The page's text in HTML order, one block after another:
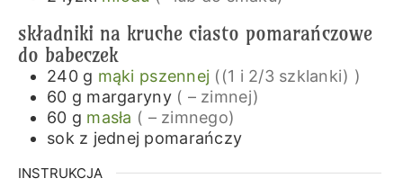
składniki na kruche ciasto pomarańczowe
do babeczek
240 g mąki pszennej ((1 i 2/3 szklanki) )
60 g margaryny ( – zimnej)
60 g masła ( – zimnego)
sok z jednej pomarańczy
INSTRUKCJA